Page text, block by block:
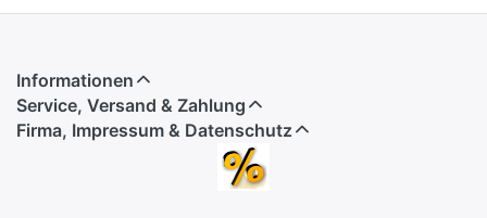
Informationen
Service, Versand & Zahlung
Firma, Impressum & Datenschutz